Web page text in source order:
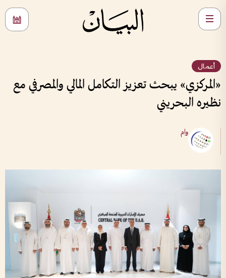
أعمال
«المركزي» يبحث تعزيز التكامل المالي والمصرفي مع
نظيره البحريني
وام